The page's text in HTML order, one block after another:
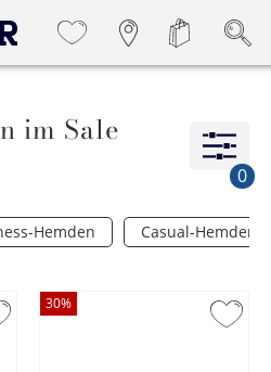
im Sale
0
Hemden Casual-Hemden
30%